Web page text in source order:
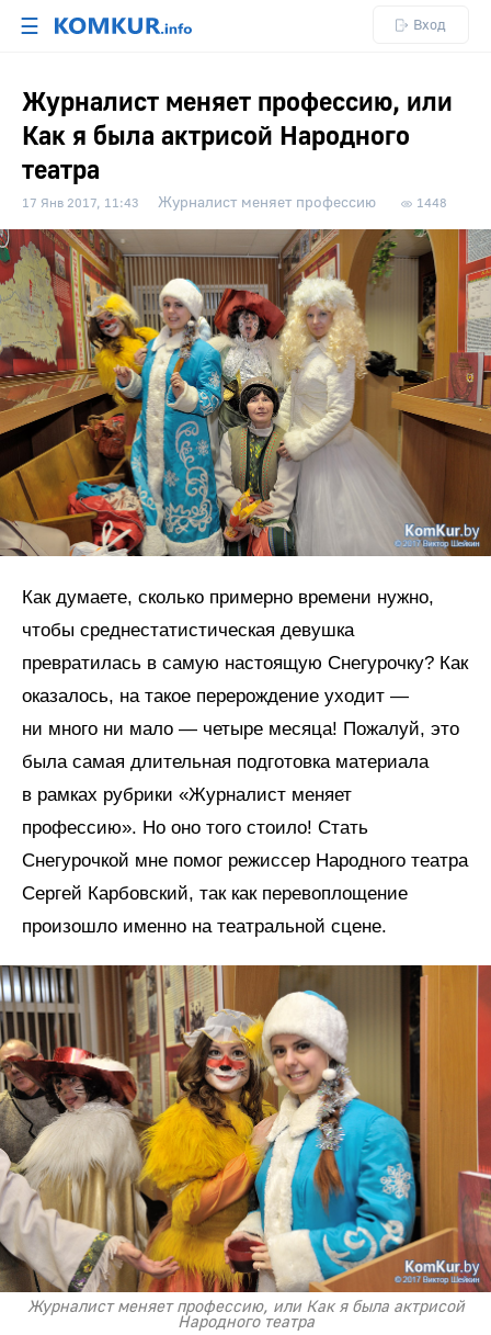
☰ Вход
Журналист меняет профессию, или
Как я была актрисой Народного
театра
17 Янв 2017, 11:43 Журналист меняет профессию 1448
Как думаете, сколько примерно времени нужно,
чтобы среднестатистическая девушка
превратилась в самую настоящую Снегурочку? Как
оказалось, на такое перерождение уходит —
ни много ни мало — четыре месяца! Пожалуй, это
была самая длительная подготовка материала
в рамках рубрики «Журналист меняет
профессию». Но оно того стоило! Стать
Снегурочкой мне помог режиссер Народного театра
Сергей Карбовский, так как перевоплощение
произошло именно на театральной сцене.
Журналист меняет профессию, или Как я была актрисой
Народного театра